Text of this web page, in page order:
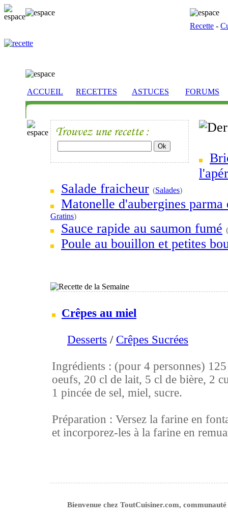
Recette -
ACCUEIL RECETTES ASTUCES FORUMS
Salade fraicheur (Salades)
Matonelle d'aubergines
Gratins)
Sauce rapide au saumon fumé (
Poule au bouillon et petites
Crêpes au miel
Desserts / Crêpes Sucrées
Ingrédients : (pour 4 personnes)
oeufs, 20 cl de lait, 5 cl de bière, 2
1 pincée de sel, miel, sucre.
Préparation : Versez la farine en
et incorporez-les à la farine en
Bienvenue chez ToutCuisiner.com, communauté